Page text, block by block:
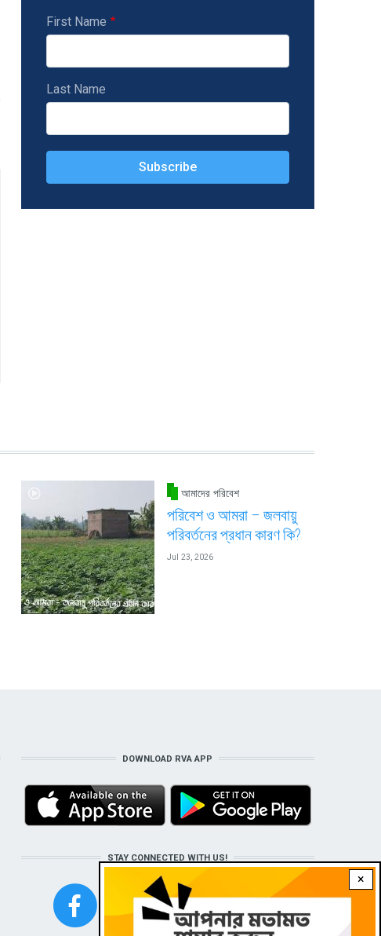
First Name
Last Name
আমাদের পরিবেশ
পরিবেশ ও আমরা – জলবায়ু
পরিবর্তনের প্রধান কারণ কি?
Jul 23, 2026
×
DOWNLOAD RVA APP
STAY CONNECTED WITH US!